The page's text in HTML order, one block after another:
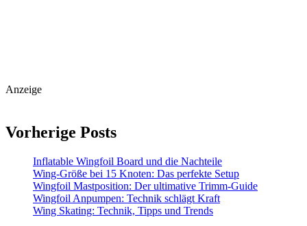
Anzeige
Vorherige Posts
Inflatable Wingfoil Board und die Nachteile
Wing-Größe bei 15 Knoten: Das perfekte Setup
Wingfoil Mastposition: Der ultimative Trimm-Guide
Wingfoil Anpumpen: Technik schlägt Kraft
Wing Skating: Technik, Tipps und Trends